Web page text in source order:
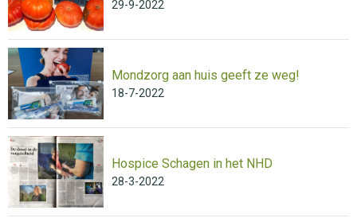
29-9-2022
Mondzorg aan huis geeft ze weg!
18-7-2022
Hospice Schagen in het NHD
28-3-2022